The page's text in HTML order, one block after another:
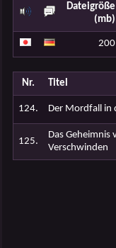
Dateigröße
(mb)
200
Nr. Titel
124. Der Mordfall in
125.
Das Geheimnis
Verschwinden